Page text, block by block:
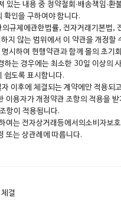
있는 내용 중 청약철회·배송책임·
확인을 구하여야 합니다.
규제에관한법률, 전자거래기본법,
지 않는 범위에서 이 약관을 개정할
시하여 현행약관과 함께 몰의 초기
는 경우에는 최소한 30일 이상의
쉽도록 표시합니다.
이후에 체결되는 계약에만 적용되
이용자가 개정약관 조항의 적용을
항이 적용됩니다.
여는 전자상거래등에서의소비자보
또는 상관례에 따릅니다.
결